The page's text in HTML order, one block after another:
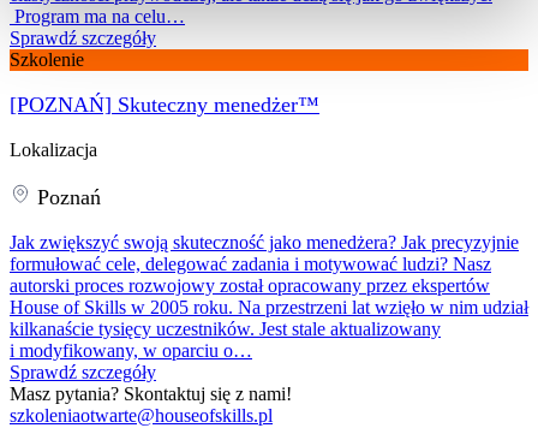
Program ma na celu…
Sprawdź szczegóły
Szkolenie
[POZNAŃ] Skuteczny menedżer™
Lokalizacja
Poznań
Jak zwiększyć swoją skuteczność jako menedżera? Jak precyzyjnie
formułować cele, delegować zadania i motywować ludzi? Nasz
autorski proces rozwojowy został opracowany przez ekspertów
House of Skills w 2005 roku. Na przestrzeni lat wzięło w nim udział
kilkanaście tysięcy uczestników. Jest stale aktualizowany
i modyfikowany, w oparciu o…
Sprawdź szczegóły
Masz pytania? Skontaktuj się z nami!
szkoleniaotwarte@houseofskills.pl